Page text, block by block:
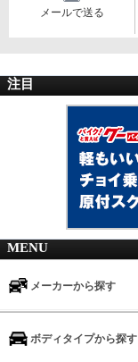
メールで送る
注目
MENU
メーカーから探す
ボディタイプから探す